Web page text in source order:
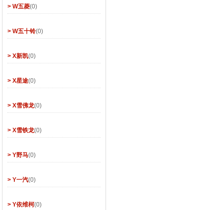
> W五菱(0)
> W五十铃(0)
> X新凯(0)
> X星途(0)
> X雪佛龙(0)
> X雪铁龙(0)
> Y野马(0)
> Y一汽(0)
> Y依维柯(0)